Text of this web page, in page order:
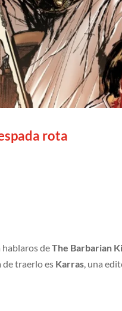
rota
hablaros deThe Barbarian
de traerlo es Karras, una